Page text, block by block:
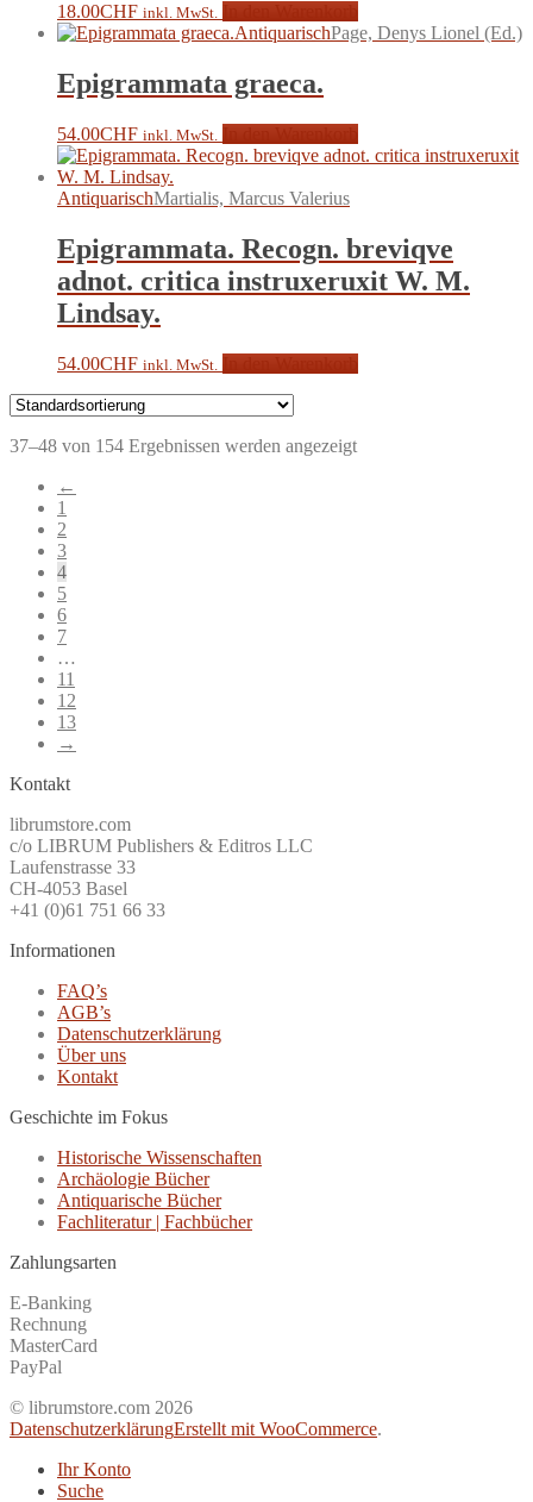
18.00CHF inkl. MwSt.
AntiquarischPage, Denys Lionel (Ed.)
Epigrammata graeca.
54.00CHF inkl. MwSt.
AntiquarischMartialis, Marcus Valerius
Epigrammata. Recogn. breviqve
adnot. critica instruxeruxit W. M.
Lindsay.
54.00CHF inkl. MwSt.
37–48 von 154 Ergebnissen werden angezeigt
←
1
2
3
4
5
6
7
…
11
12
13
→
Kontakt
librumstore.com
c/o LIBRUM Publishers & Editros LLC
Laufenstrasse 33
CH-4053 Basel
+41 (0)61 751 66 33
Informationen
FAQ’s
AGB’s
Datenschutzerklärung
Über uns
Kontakt
Geschichte im Fokus
Historische Wissenschaften
Archäologie Bücher
Antiquarische Bücher
Fachliteratur | Fachbücher
Zahlungsarten
E-Banking
Rechnung
MasterCard
PayPal
© librumstore.com 2026
DatenschutzerklärungErstellt mit WooCommerce.
Ihr Konto
Suche